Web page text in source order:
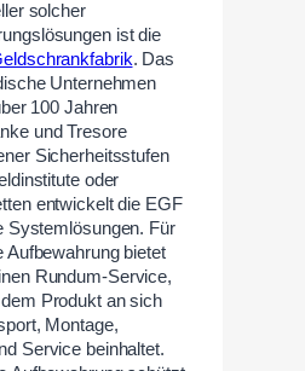
solcher
ist die
. Das
Unternehmen
100 Jahren
und Tresore
Sicherheitsstufen
oder
entwickelt die EGF
Systemlösungen. Für
Aufbewahrung bietet
Rundum-Service,
Produkt an sich
Montage,
Service beinhaltet.